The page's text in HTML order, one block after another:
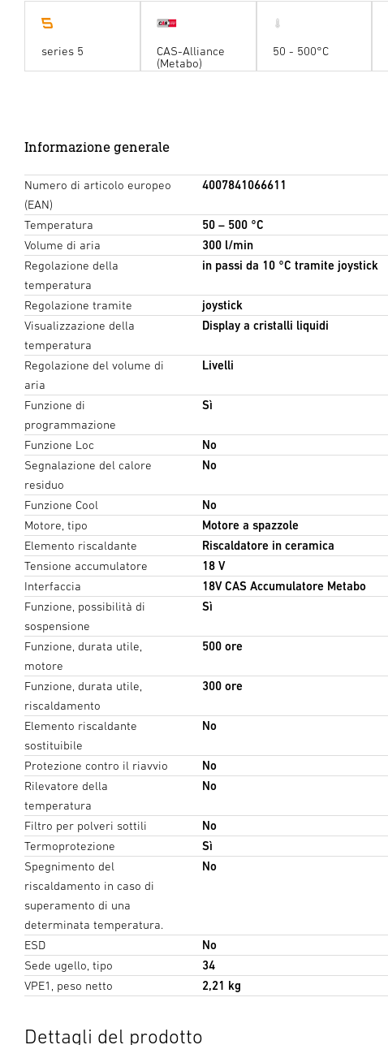
series 5
CAS-Alliance
(Metabo)
50 - 500°C
Informazione generale
Numero di articolo europeo
(EAN)
4007841066611
Temperatura
50 – 500 °C
Volume di aria
300 l/min
Regolazione della
temperatura
in passi da 10 °C tramite joystick
Regolazione tramite
joystick
Visualizzazione della
temperatura
Display a cristalli liquidi
Regolazione del volume di
aria
Livelli
Funzione di
programmazione
Sì
Funzione Loc
No
Segnalazione del calore
residuo
No
Funzione Cool
No
Motore, tipo
Motore a spazzole
Elemento riscaldante
Riscaldatore in ceramica
Tensione accumulatore
18 V
Interfaccia
18V CAS Accumulatore Metabo
Funzione, possibilità di
sospensione
Sì
Funzione, durata utile,
motore
500 ore
Funzione, durata utile,
riscaldamento
300 ore
Elemento riscaldante
sostituibile
No
Protezione contro il riavvio
No
Rilevatore della
temperatura
No
Filtro per polveri sottili
No
Termoprotezione
Sì
Spegnimento del
riscaldamento in caso di
superamento di una
determinata temperatura.
No
ESD
No
Sede ugello, tipo
34
VPE1, peso netto
2,21 kg
Dettagli del prodotto